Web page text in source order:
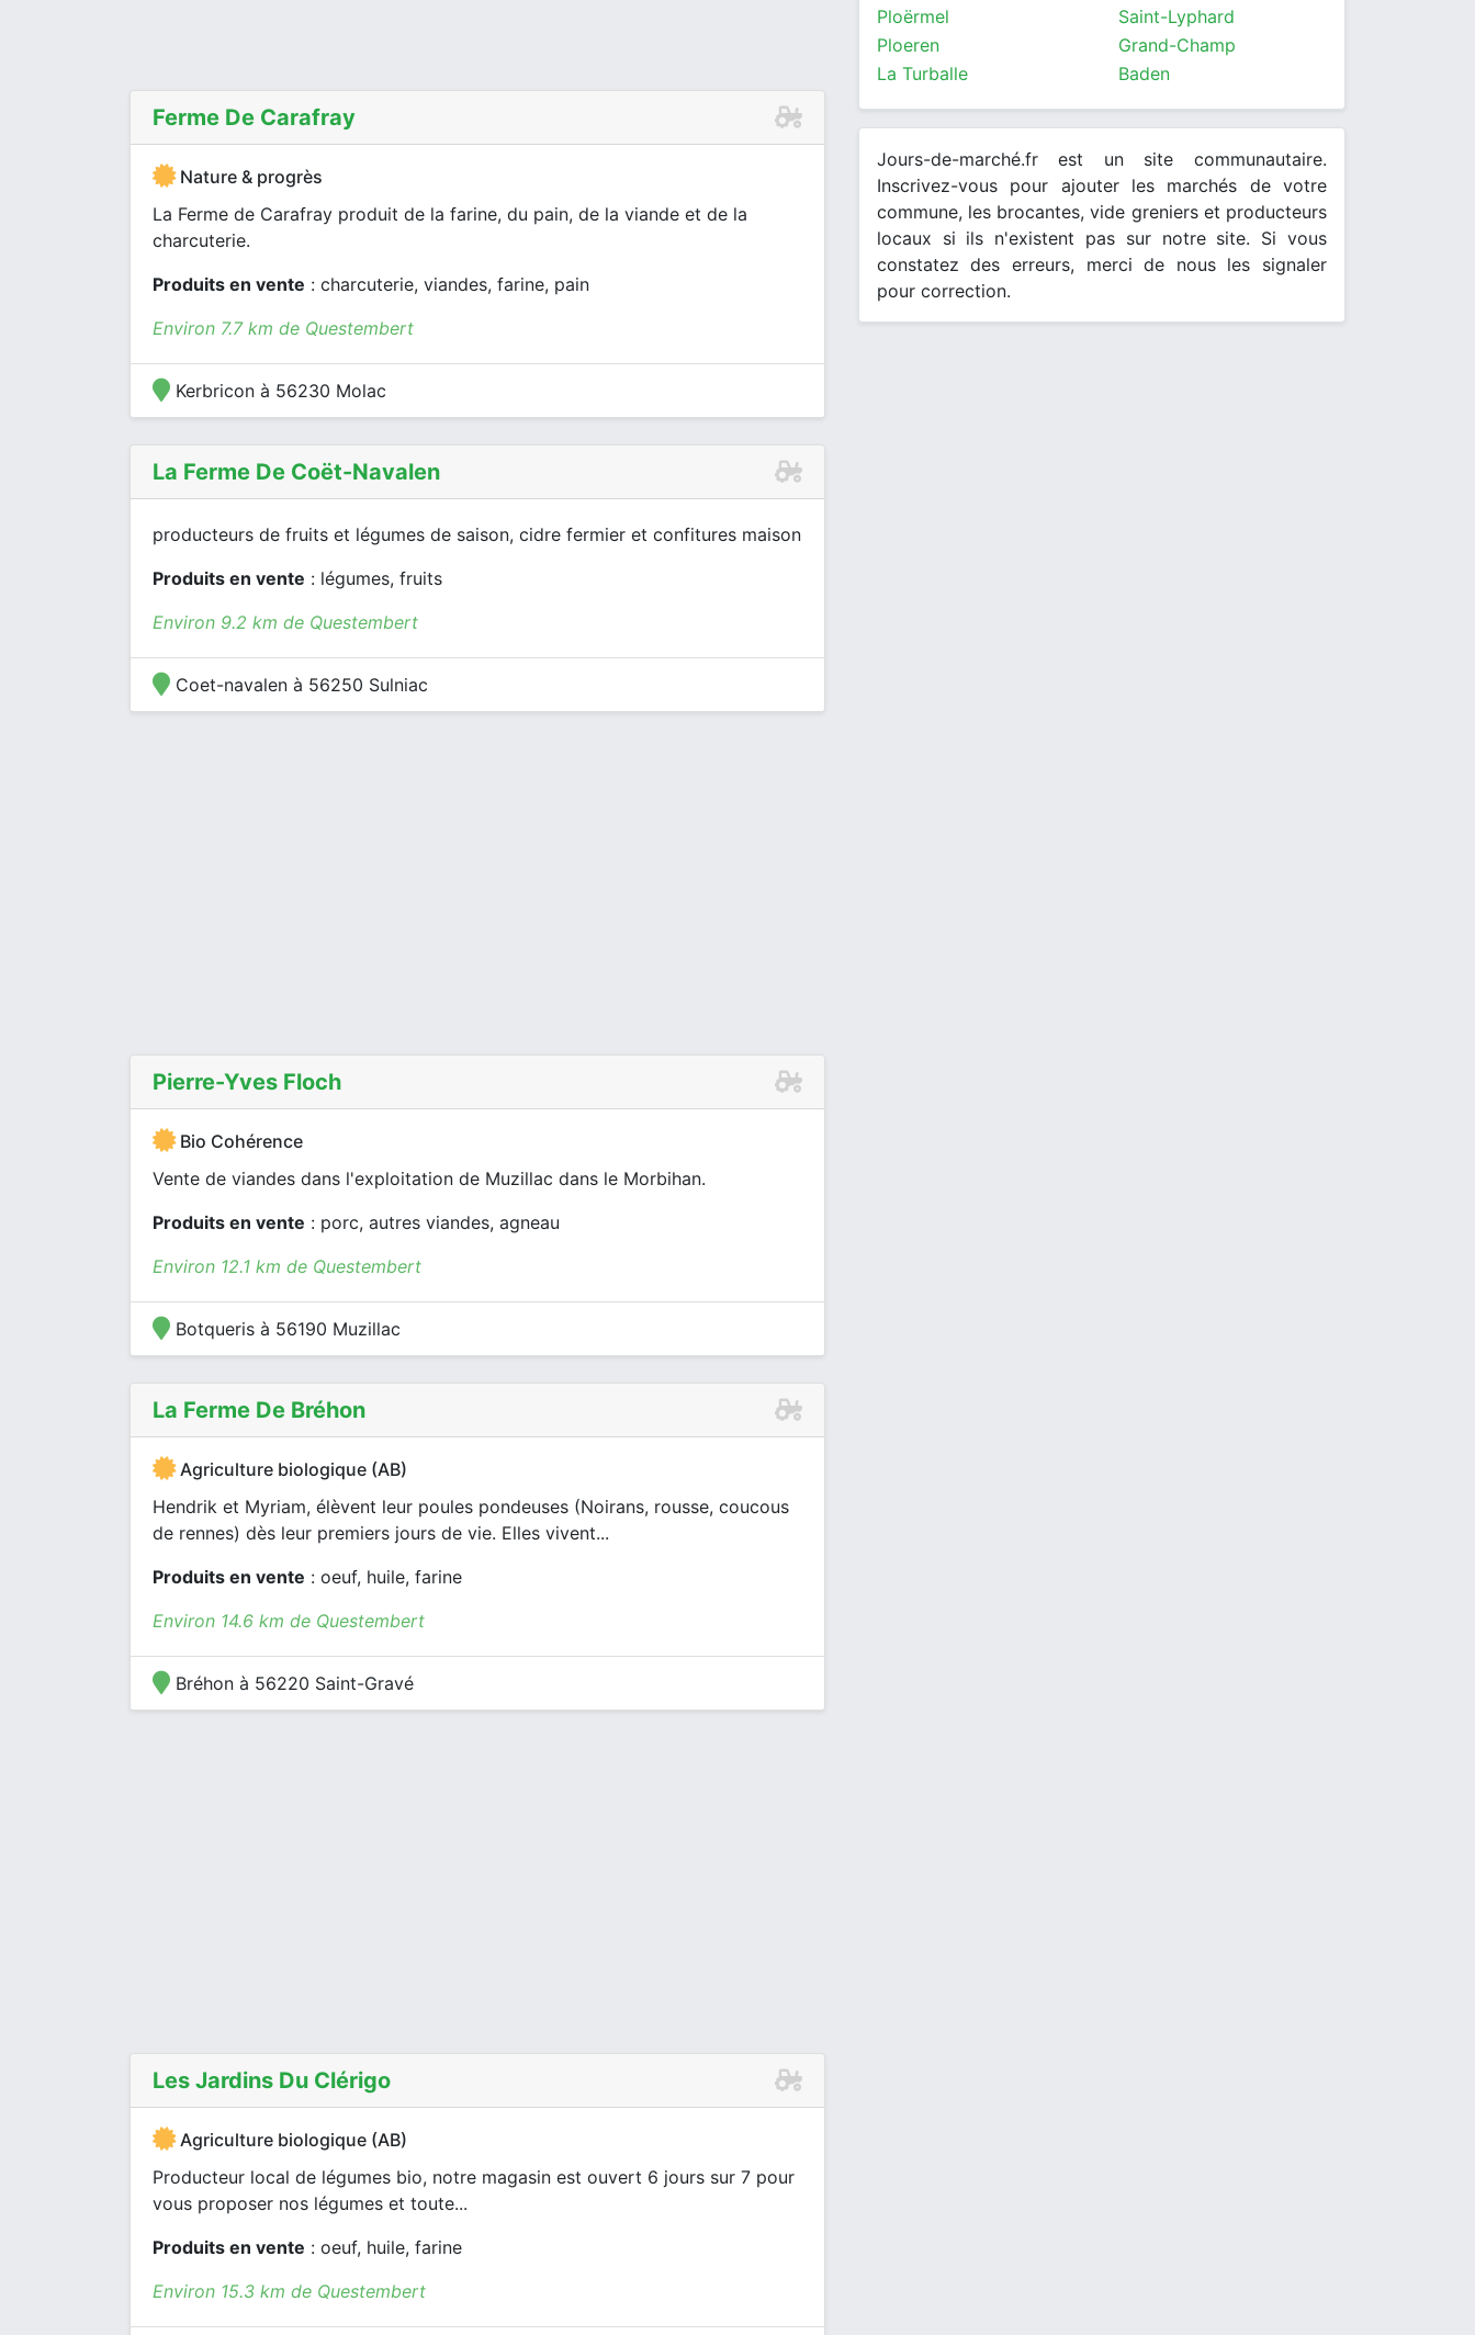
Ferme De Carafray
Nature & progrès
La Ferme de Carafray produit de la farine, du pain, de la viande et de la
charcuterie.
Produits en vente : charcuterie, viandes, farine, pain
Environ 7.7 km de Questembert
Kerbricon à 56230 Molac
La Ferme De Coët-Navalen
producteurs de fruits et légumes de saison, cidre fermier et confitures maison
Produits en vente : légumes, fruits
Environ 9.2 km de Questembert
Coet-navalen à 56250 Sulniac
Pierre-Yves Floch
Bio Cohérence
Vente de viandes dans l'exploitation de Muzillac dans le Morbihan.
Produits en vente : porc, autres viandes, agneau
Environ 12.1 km de Questembert
Botqueris à 56190 Muzillac
La Ferme De Bréhon
Agriculture biologique (AB)
Hendrik et Myriam, élèvent leur poules pondeuses (Noirans, rousse, coucous
de rennes) dès leur premiers jours de vie. Elles vivent...
Produits en vente : oeuf, huile, farine
Environ 14.6 km de Questembert
Bréhon à 56220 Saint-Gravé
Les Jardins Du Clérigo
Agriculture biologique (AB)
Producteur local de légumes bio, notre magasin est ouvert 6 jours sur 7 pour
vous proposer nos légumes et toute...
Produits en vente : oeuf, huile, farine
Environ 15.3 km de Questembert
Ploërmel
Saint-Lyphard
Ploeren
Grand-Champ
La Turballe
Baden
Jours-de-marché.fr est un site communautaire.
Inscrivez-vous pour ajouter les marchés de votre
commune, les brocantes, vide greniers et producteurs
locaux si ils n'existent pas sur notre site. Si vous
constatez des erreurs, merci de nous les signaler
pour correction.